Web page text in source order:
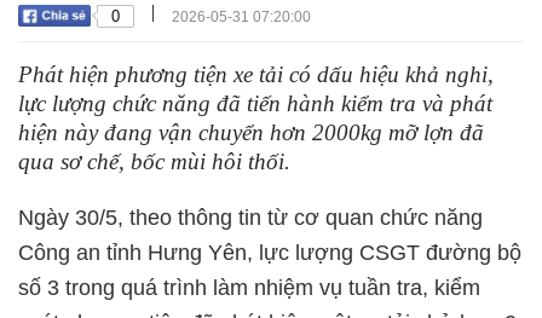
0 | 2026-05-31 07:20:00
Phát hiện phương tiện xe tải có dấu hiệu khả nghi,
lực lượng chức năng đã tiến hành kiểm tra và phát
hiện này đang vận chuyển hơn 2000kg mỡ lợn đã
qua sơ chế, bốc mùi hôi thối.
Ngày 30/5, theo thông tin từ cơ quan chức năng
Công an tỉnh Hưng Yên, lực lượng CSGT đường bộ
số 3 trong quá trình làm nhiệm vụ tuần tra, kiểm